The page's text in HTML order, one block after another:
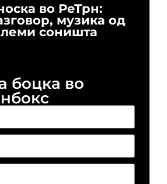
во РеТрн:
музика од
соништа
боцка во